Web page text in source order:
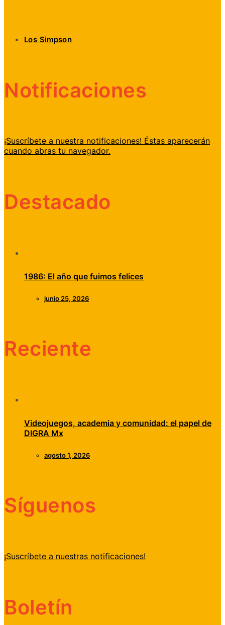
Los Simpson
Notificaciones
¡Suscríbete a nuestra notificaciones! Éstas aparecerán
cuando abras tu navegador.
Destacado
1986: El año que fuimos felices
junio 25, 2026
Reciente
Videojuegos, academia y comunidad: el papel de
DIGRA Mx
agosto 1, 2026
Síguenos
¡Suscríbete a nuestras notificaciones!
Boletín